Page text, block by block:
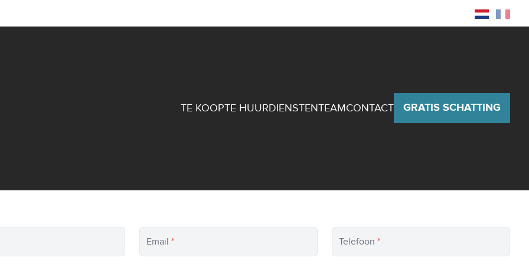
TE KOOPTE HUURDIENSTENTEAMCONTACT GRATIS SCHATTING
Email * Telefoon *